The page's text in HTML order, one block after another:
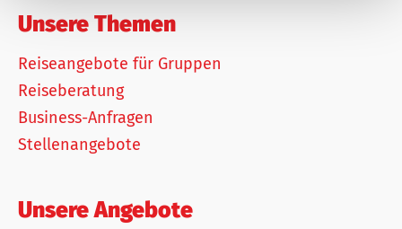
Unsere Themen
Reiseangebote für Gruppen
Reiseberatung
Business-Anfragen
Stellenangebote
Unsere Angebote